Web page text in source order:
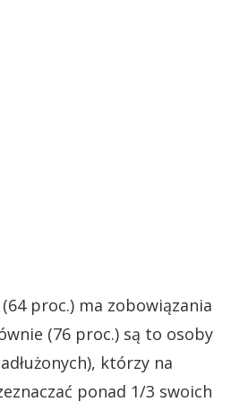
proc.) ma zobowiązania
(76 proc.) są to osoby
którzy na
ponad 1/3 swoich